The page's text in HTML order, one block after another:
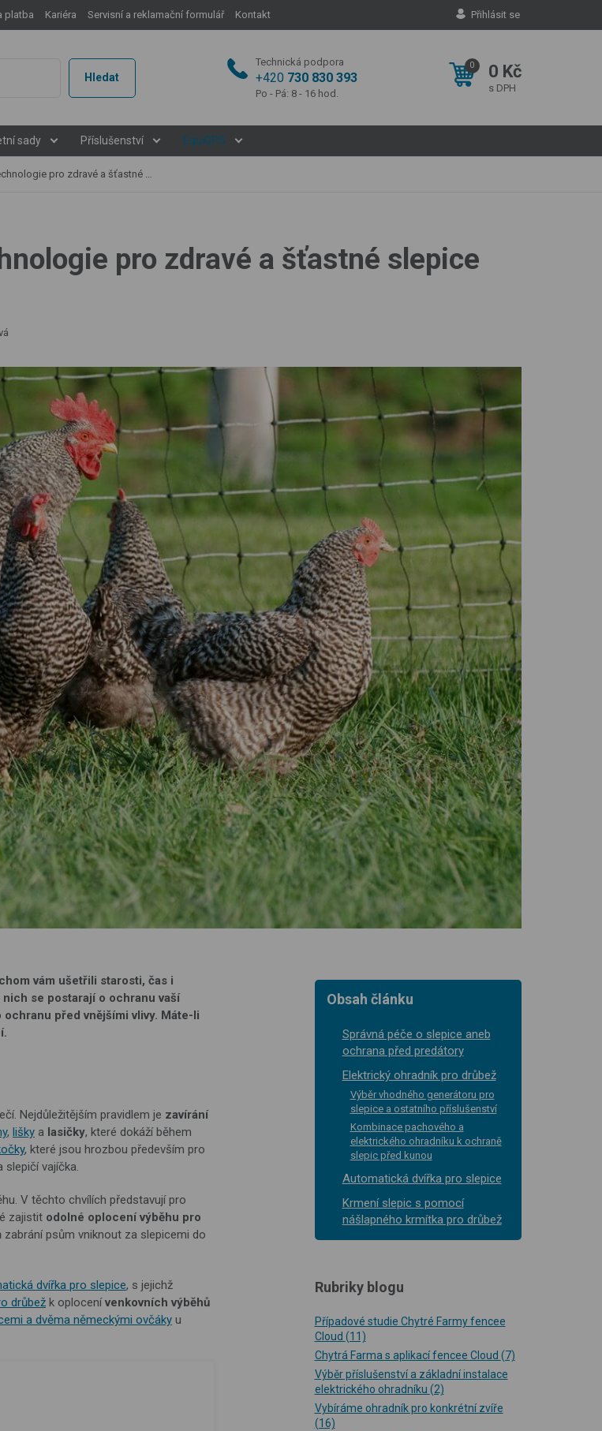
platba Kariéra Servisní a reklamační formulář Kontakt Přihlásit se
Hledat
Technická podpora
+420 730 830 393
Po - Pá: 8 - 16 hod.
0 0 Kč
s DPH
sady Příslušenství EquiGPS
pro zdravé a šťastné slepice
pro zdravé a šťastné slepice
vám ušetřili starosti, čas i
se postarají o ochranu vaší
před vnějšími vlivy. Máte-li
Nejdůležitějším pravidlem je zavírání
, lišky a lasičky, které dokáží během
, které jsou hrozbou především pro
slepičí vajíčka.
V těchto chvílích představují pro
zajistit odolné oplocení výběhu pro
psům vniknout za slepicemi do
dvířka pro slepice, s jejichž
drůbež k oplocenívenkovních výběhů
a dvěma německými ovčáky u
Obsah článku
Správná péče o slepice aneb
ochrana před predátory
Elektrický ohradník pro drůbež
Výběr vhodného generátoru pro
slepice a ostatního příslušenství
Kombinace pachového a
elektrického ohradníku k ochraně
slepic před kunou
Automatická dvířka pro slepice
Krmení slepic s pomocí
nášlapného krmítka pro drůbež
Rubriky blogu
Případové studie Chytré Farmy fencee
Cloud (11)
Chytrá Farma s aplikací fencee Cloud (7)
Výběr příslušenství a základní instalace
elektrického ohradníku (2)
Vybíráme ohradník pro konkrétní zvíře
(16)